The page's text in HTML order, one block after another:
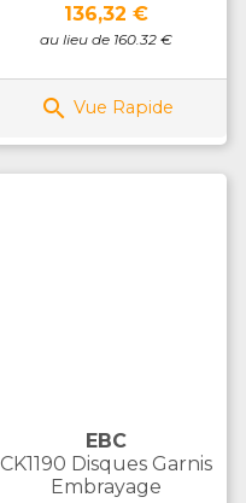
Prix
136,32 €
au lieu de 160.32 €
 Vue Rapide
EBC
CK1190 Disques Garnis
Embrayage